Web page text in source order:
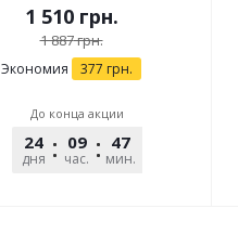
1 510грн.
1 887грн.
Экономия 377 грн.
До конца акции
24
дня
09
час.
47
мин.